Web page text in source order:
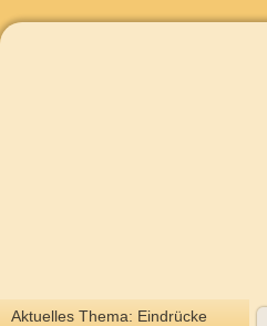
Aktuelles Thema: Eindrücke